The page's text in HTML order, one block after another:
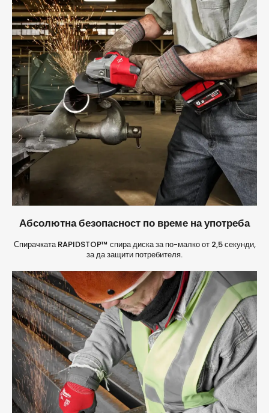
Абсолютна безопасност по време на употреба
Спирачката RAPIDSTOP™ спира диска за по-малко от 2,5 секунди,
за да защити потребителя.